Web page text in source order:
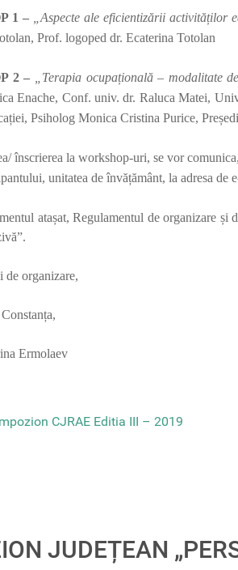
1 – „Aspecte ale eficientizării activităților
Prof. logoped dr. Ecaterina Totolan
2 – Terapia ocupațională – modalitate
Enache, Conf. univ. dr. Raluca Matei,
Psiholog Monica Cristina Purice,
înscrierea la workshop-uri, se vor comunica,
unitatea de învățământ, la adresa de
atașat, Regulamentul de organizare și
de organizare,
Constanța,
Irina Ermolaev Prof.
CJRAE Editia III – 2019
JUDEȚEAN